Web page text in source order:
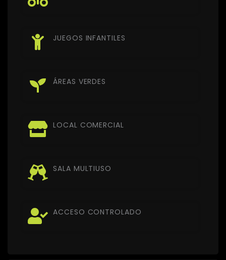
JUEGOS INFANTILES
ÁREAS VERDES
LOCAL COMERCIAL
SALA MULTIUSO
ACCESO CONTROLADO